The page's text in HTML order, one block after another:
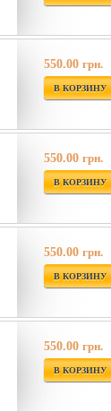
550.00 грн.
В КОРЗИНУ
550.00 грн.
В КОРЗИНУ
550.00 грн.
В КОРЗИНУ
550.00 грн.
В КОРЗИНУ